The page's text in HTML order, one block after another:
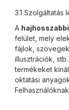
3.1 Szolgáltatás
A
felület, mely
fájlok,
illusztrációk,
termékeket
oktatási